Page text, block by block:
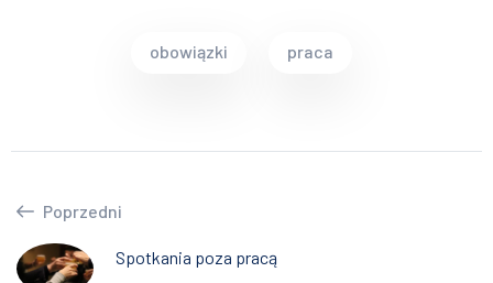
obowiązki praca
Poprzedni
Spotkania poza pracą